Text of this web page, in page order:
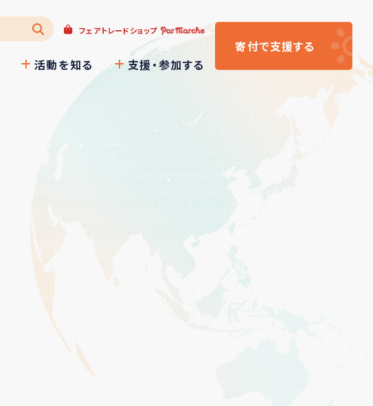
フェアトレードショップ
活動を知る 支援・参加する
寄付で支援する